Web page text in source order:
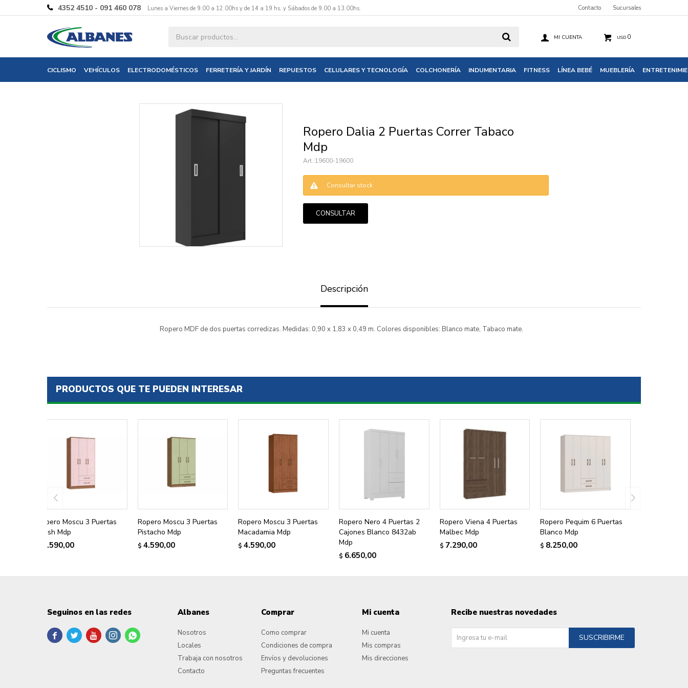
CICLISMO VEHÍCULOS ELECTRODOMÉSTICOS FERRETERÍA Y JARDÍN REPUESTOS CELULARES Y TECNOLOGÍA COLCHONERÍA INDUMENTARIA FITNESS LÍNEA BEBÉ MUEBLERÍA
USD 0
4352 4510 - 091 460 078 Lunes a Viernes de 9.00 a 12.00hs y de 14 a 19 hs. y Sábados de 9.00 a 13.00hs. Contacto Sucursales
Ropero Dalia 2 Puertas Correr Tabaco
Mdp
19600-19600
Consultar stock
CONSULTAR
Descripción
Ropero MDF de dos puertas corredizas. Medidas: 0,90 x 1,83 x 0,49 m. Colores disponibles: Blanco mate, Tabaco mate.
PRODUCTOS QUE TE PUEDEN INTERESAR
Ropero Moscu 3 Puertas
Blush Mdp
4.590,00
Ropero Moscu 3 Puertas
Pistacho Mdp
$ 4.590,00
Ropero Moscu 3 Puertas
Macadamia Mdp
$ 4.590,00
Ropero Nero 4 Puertas 2
Cajones Blanco 8432ab
Mdp
$ 6.650,00
Ropero Viena 4 Puertas
Malbec Mdp
$ 7.290,00
Ropero Pequim 6 Puertas
Blanco Mdp
$ 8.250,00
Ingresa tus datos y te informaremos cuando tengamos stock disponible.
Correo electrónico
Mensaje
Albanes
Nosotros
Locales
Trabaja con nosotros
Contacto
Comprar
Como comprar
Condiciones de compra
Envíos y devoluciones
Preguntas frecuentes
Mi cuenta
Mi cuenta
Mis compras
Mis direcciones
Seguinos en las redes
    
Recibe nuestras novedades
SUSCRIBIRME